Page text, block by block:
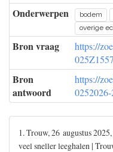
Onderwerpen bodem
overige
Bron vraag
https://
Bron
antwoord
https://
1. Trouw, 26 augustus
veel sneller leeghalen |